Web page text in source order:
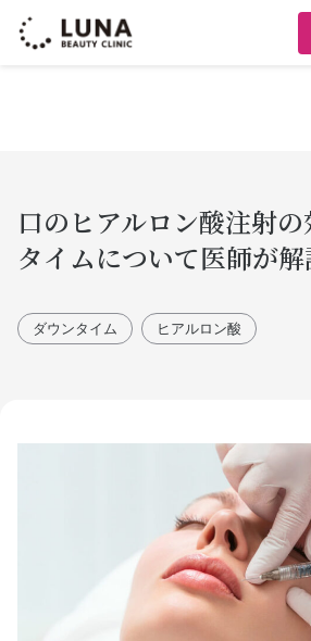
口のヒアルロン酸注射
タイムについて医師が解
ダウンタイム ヒアルロン酸